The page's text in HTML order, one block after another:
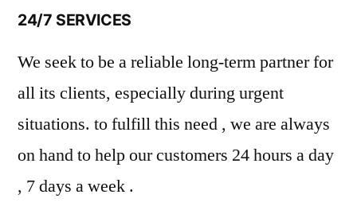
24/7 SERVICES
We seek to be a reliable long-term partner for
all its clients, especially during urgent
situations. to fulfill this need , we are always
on hand to help our customers 24 hours a day
, 7 days a week .